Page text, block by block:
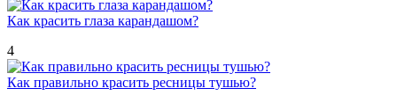
Как красить глаза карандашом?
4
Как правильно красить ресницы тушью?